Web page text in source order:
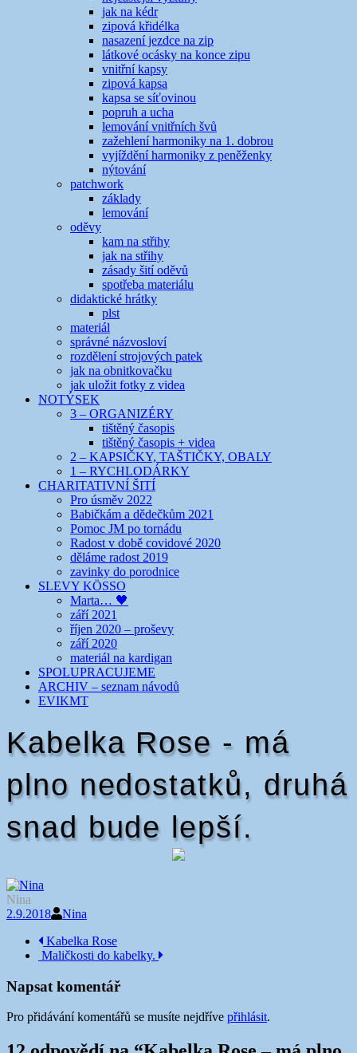
jak na kédr
zipová křidélka
nasazení jezdce na zip
látkové ocásky na konce zipu
vnitřní kapsy
zipová kapsa
kapsa se síťovinou
popruh a ucha
lemování vnitřních švů
zažehlení harmoniky na 1. dobrou
vyjíždění harmoniky z peněženky
nýtování
patchwork
základy
lemování
oděvy
kam na střihy
jak na střihy
zásady šití oděvů
spotřeba materiálu
didaktické hrátky
plst
materiál
správné názvosloví
rozdělení strojových patek
jak na obnitkovačku
jak uložit fotky z videa
NOTÝSEK
3 – ORGANIZÉRY
tištěný časopis
tištěný časopis + videa
2 – KAPSIČKY, TAŠTIČKY, OBALY
1 – RYCHLODÁRKY
CHARITATIVNÍ ŠITÍ
Pro úsměv 2022
Babičkám a dědečkům 2021
Pomoc JM po tornádu
Radost v době covidové 2020
děláme radost 2019
zavinky do porodnice
SLEVY KÖSSO
Marta… 🖤
září 2021
říjen 2020 – proševy
září 2020
materiál na kardigan
SPOLUPRACUJEME
ARCHIV – seznam návodů
EVIKMT
Kabelka Rose - má
plno nedostatků, druhá
snad bude lepší.
Nina
2.9.2018
Nina
Navigace
příspěvku
Kabelka Rose
Maličkosti do kabelky.
Napsat komentář
Pro přidávání komentářů se musíte nejdříve přihlásit.